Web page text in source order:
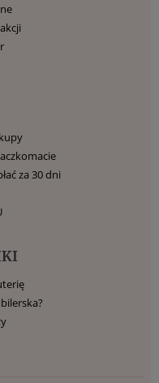
za 30 dni